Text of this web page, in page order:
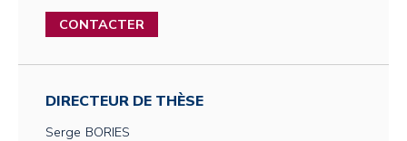
CONTACTER
DIRECTEUR DE THÈSE
Serge BORIES